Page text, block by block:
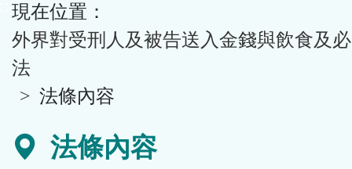
區
塊
現在位置：
外界對受刑人及被告送入金錢與飲食及
法
法條內容
法條內容